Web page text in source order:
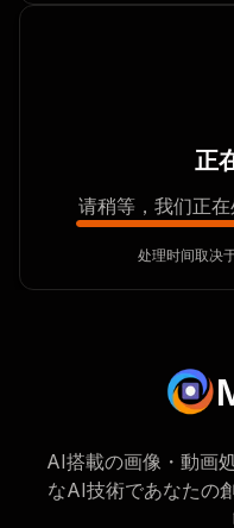
正
请稍等，我们正
处理时间取决
AI搭載の画像・動画
なAI技術であなたの